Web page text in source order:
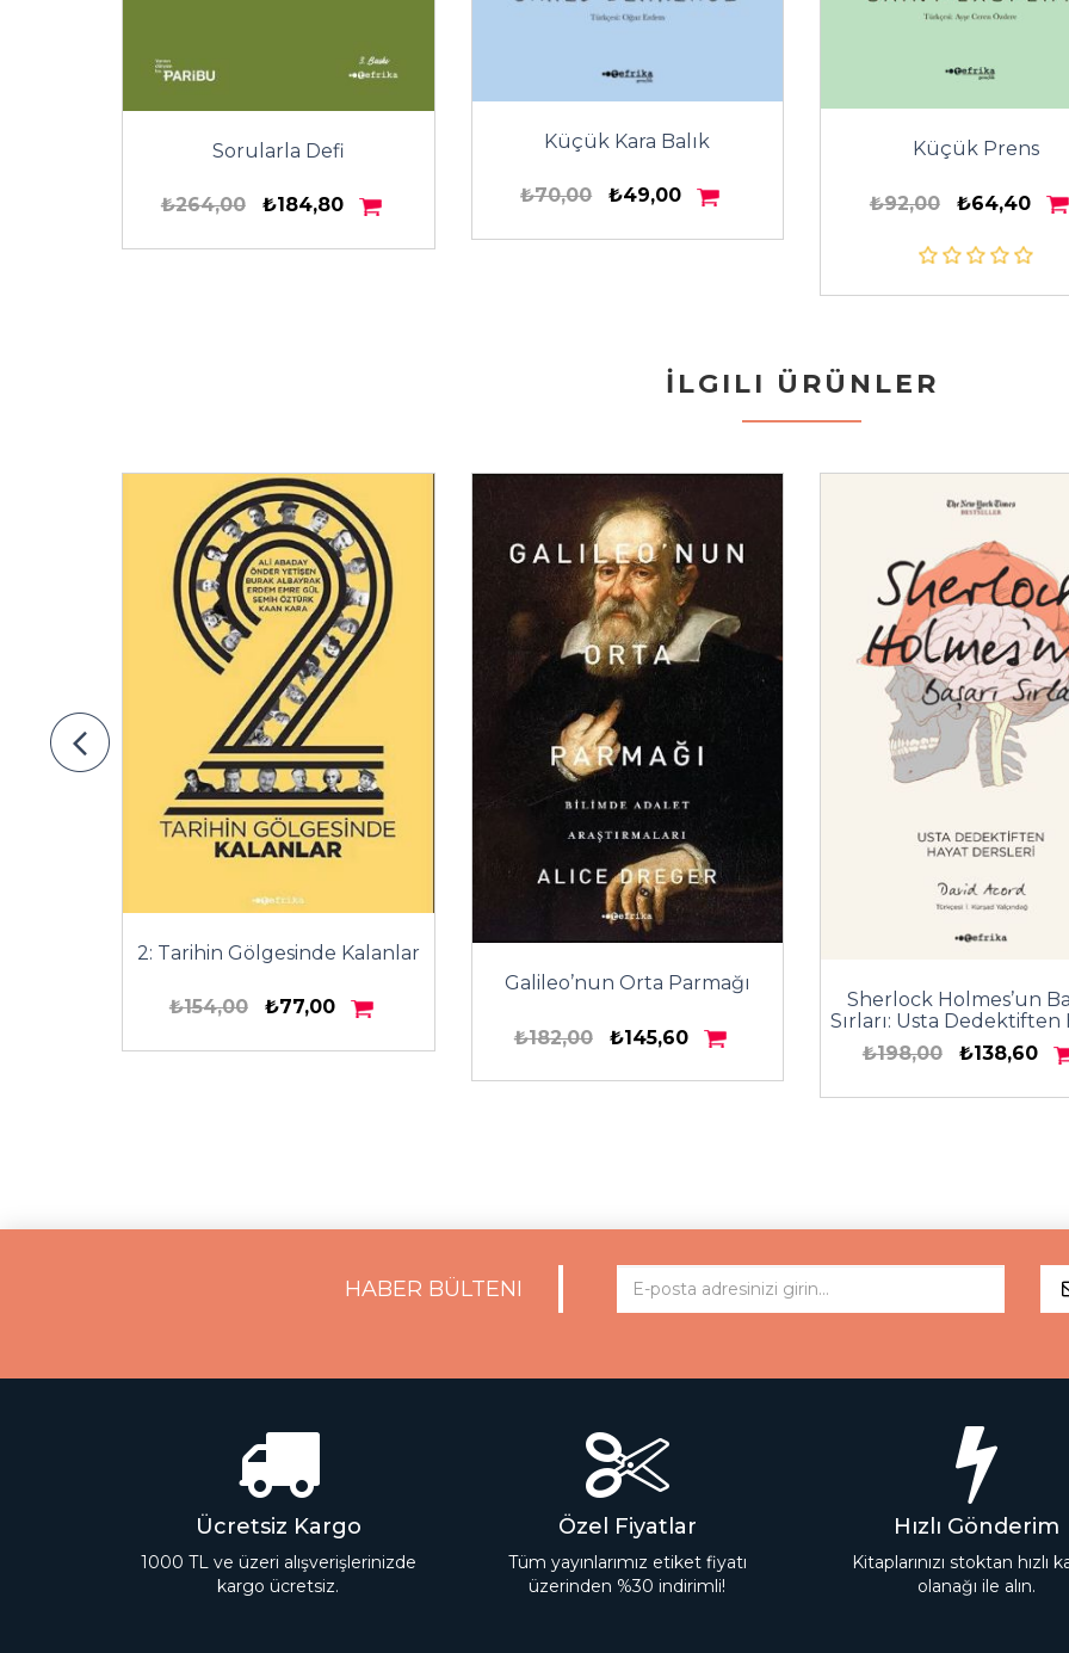
Sorularla Defi
₺264,00 ₺184,80
Küçük Kara Balık
₺70,00 ₺49,00
Küçük Prens
₺92,00 ₺64,40
İLGILI ÜRÜNLER
2: Tarihin Gölgesinde Kalanlar
₺154,00 ₺77,00
Galileo’nun Orta Parmağı
₺182,00 ₺145,60
Sherlock Holmes’un
Sırları: Usta Dedektiften
Dersleri
₺198,00 ₺138,60
HABER BÜLTENI
Ücretsiz Kargo
1000 TL ve üzeri alışverişlerinizde
kargo ücretsiz.
Özel Fiyatlar
Tüm yayınlarımız etiket fiyatı
üzerinden %30 indirimli!
Hızlı Gönderim
Kitaplarınızı stoktan hızlı
olanağı ile alın.